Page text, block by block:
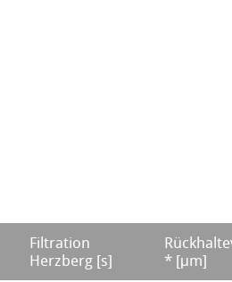
Filtration
Herzberg [s]
* [μm]